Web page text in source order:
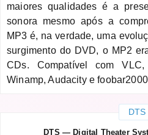
maiores qualidades é a
sonora mesmo após a
MP3 é, na verdade, uma
surgimento do DVD, o MP2
CDs. Compatível com
Winamp, Audacity e
DTS
DTS — Digital Theater